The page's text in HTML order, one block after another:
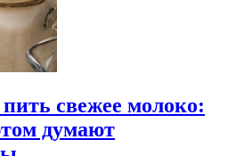
свежее молоко:
думают